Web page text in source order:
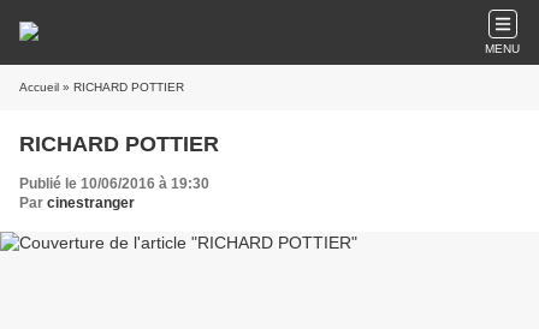
MENU
Accueil » RICHARD POTTIER
RICHARD POTTIER
Publié le 10/06/2016 à 19:30
Par cinestranger